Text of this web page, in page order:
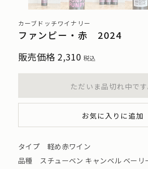
カーブドッチワイナリー
ファンピー・赤 2024
販売価格 2,310 税込
ただいま品切れ中です
お気に入りに追加
タイプ 軽め赤ワイン
品種 スチューベン キャンベル ベーリ